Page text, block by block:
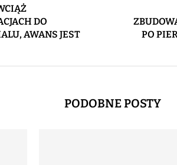
DO
AWANS JEST
PO
PODOBNE POSTY